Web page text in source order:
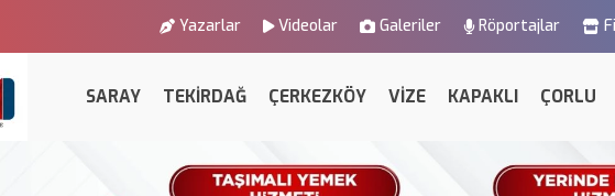
Yazarlar Videolar Galeriler Röportajlar
SARAY TEKİRDAĞ ÇERKEZKÖY VİZE KAPAKLI ÇORLU